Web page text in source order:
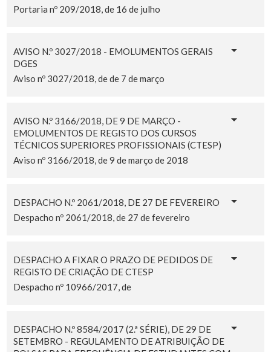
Portaria nº 209/2018, de 16 de julho
AVISO N.º 3027/2018 - EMOLUMENTOS GERAIS
DGES
Aviso nº 3027/2018, de de 7 de março
AVISO N.º 3166/2018, DE 9 DE MARÇO -
EMOLUMENTOS DE REGISTO DOS CURSOS
TÉCNICOS SUPERIORES PROFISSIONAIS (CTESP)
Aviso nº 3166/2018, de 9 de março de 2018
DESPACHO N.º 2061/2018, DE 27 DE FEVEREIRO
Despacho nº 2061/2018, de 27 de fevereiro
DESPACHO A FIXAR O PRAZO DE PEDIDOS DE
REGISTO DE CRIAÇÃO DE CTESP
Despacho nº 10966/2017, de
DESPACHO N.º 8584/2017 (2.ª SÉRIE), DE 29 DE
SETEMBRO - REGULAMENTO DE ATRIBUIÇÃO DE